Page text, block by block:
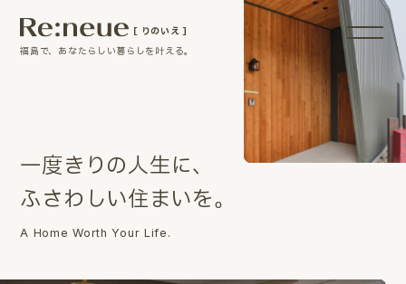
［ りのいえ ］
福島で、あなたらしい暮らしを叶える。
一度き りの人生に、
ふさわ しい住まいを。
A Home Worth Your Life.